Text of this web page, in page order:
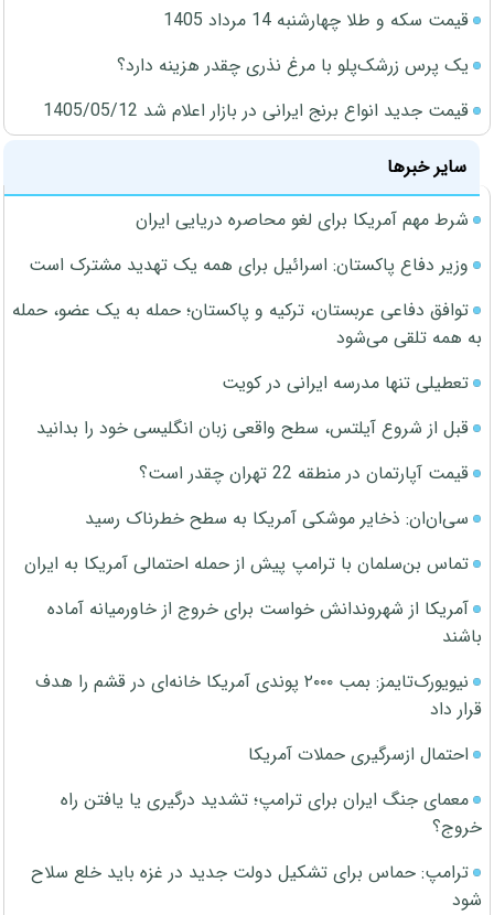
قیمت سکه و طلا چهارشنبه 14 مرداد 1405
یک پرس زرشک‌پلو با مرغ نذری چقدر هزینه دارد؟
قیمت جدید انواع برنج ایرانی در بازار اعلام شد 1405/05/12
سایر خبرها
شرط مهم آمریکا برای لغو محاصره دریایی ایران
وزیر دفاع پاکستان: اسرائیل برای همه یک تهدید مشترک است
توافق دفاعی عربستان، ترکیه و پاکستان؛ حمله به یک عضو، حمله
به همه تلقی می‌شود
تعطیلی تنها مدرسه ایرانی در کویت
قبل از شروع آیلتس، سطح واقعی زبان انگلیسی خود را بدانید
قیمت آپارتمان در منطقه 22 تهران چقدر است؟
سی‌ان‌ان: ذخایر موشکی آمریکا به سطح خطرناک رسید
تماس بن‌سلمان با ترامپ پیش از حمله احتمالی آمریکا به ایران
آمریکا از شهروندانش خواست برای خروج از خاورمیانه آماده
باشند
نیویورک‌تایمز: بمب ۲۰۰۰ پوندی آمریکا خانه‌ای در قشم را هدف
قرار داد
احتمال ازسرگیری حملات آمریکا
معمای جنگ ایران برای ترامپ؛ تشدید درگیری یا یافتن راه
خروج؟
ترامپ: حماس برای تشکیل دولت جدید در غزه باید خلع سلاح
شود